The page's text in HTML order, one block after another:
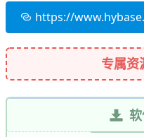
https://
专属资